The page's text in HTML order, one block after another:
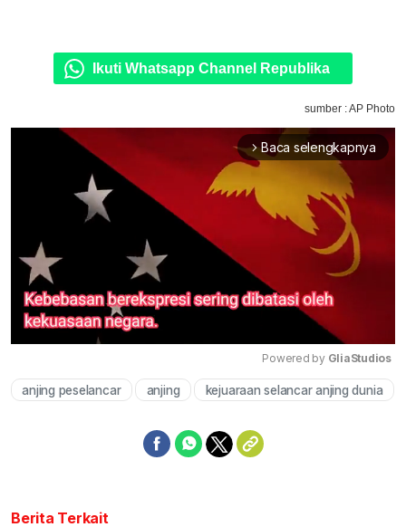
Ikuti Whatsapp Channel Republika
sumber : AP Photo
arrow_forward_ios Baca selengkapnya
Mute
Powered by GliaStudios
anjing peselancar anjing kejuaraan selancar anjing dunia
Berita Terkait